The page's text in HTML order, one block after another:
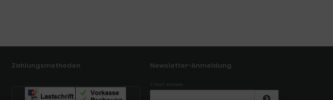
Zahlungsmethoden Newsletter-Anmeldung
E-Mail-Adresse: